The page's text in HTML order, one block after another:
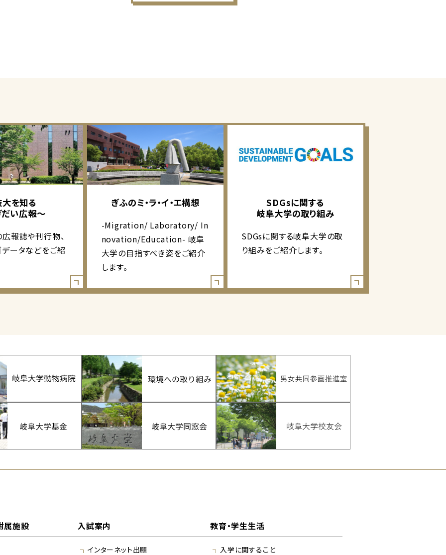
を知る
い広報～
報誌や刊行物、
ータなどをご紹
ぎふのミ・ラ・イ・エ構想
-Migration/ Laboratory/ In
novation/Education- 岐阜
大学の目指すべき姿をご紹介
します。
SDGsに関する
岐阜大学の取り組み
SDGsに関する岐阜大学の取
り組みをご紹介します。
属施設 入試案内
インターネット出願
教育・学生生活
入学に関すること